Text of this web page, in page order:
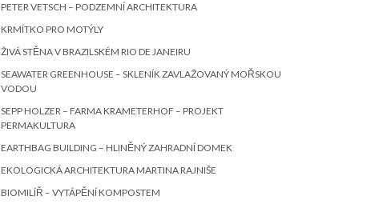
PETER VETSCH – PODZEMNÍ ARCHITEKTURA
KRMÍTKO PRO MOTÝLY
ŽIVÁ STĚNA V BRAZILSKÉM RIO DE JANEIRU
SEAWATER GREENHOUSE – SKLENÍK ZAVLAŽOVANÝ MOŘSKOU
VODOU
SEPP HOLZER – FARMA KRAMETERHOF – PROJEKT
PERMAKULTURA
EARTHBAG BUILDING – HLINĚNÝ ZAHRADNÍ DOMEK
EKOLOGICKÁ ARCHITEKTURA MARTINA RAJNIŠE
BIOMILÍŘ – VYTÁPĚNÍ KOMPOSTEM